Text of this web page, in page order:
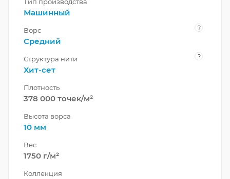
Тип производства
Машинный
Ворс ?
Средний
Структура нити ?
Хит-сет
Плотность
378 000 точек/м²
Высота ворса
10 мм
Вес
1750 г/м²
Коллекция